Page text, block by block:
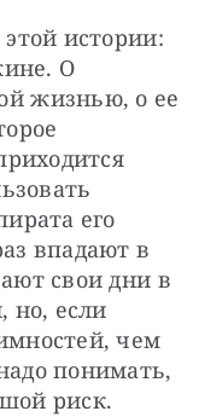
истории:
О
жизнью, о ее
его
впадают в
свои дни в
но, если
чем
понимать,
риск.